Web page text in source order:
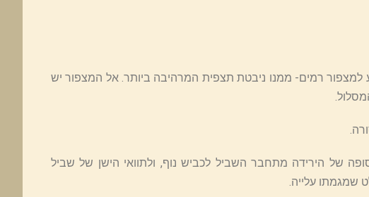
מגיע למצפור רמים- ממנו ניבטת תצפית המרהיבה ביותר. אל המצפור יש
של הירידה מתחבר השביל לכביש נוף, ולתוואי הישן של שביל
שמגמתו עלייה.